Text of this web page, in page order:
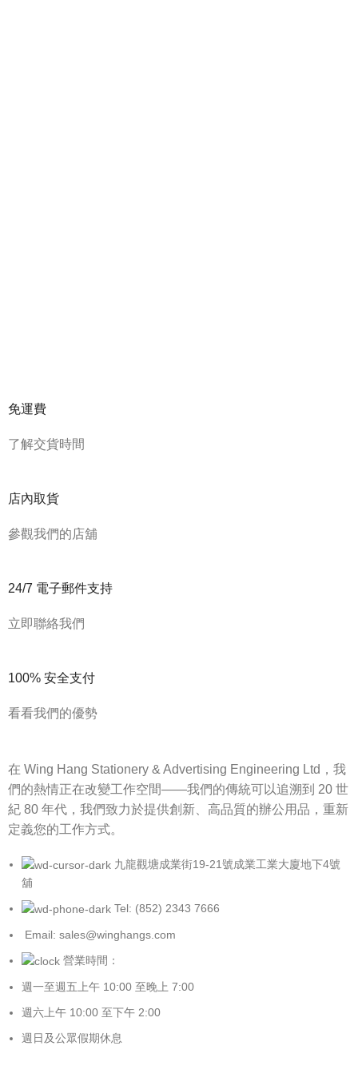
免運費
了解交貨時間
店內取貨
參觀我們的店舖
24/7 電子郵件支持
立即聯絡我們
100% 安全支付
看看我們的優勢
在 Wing Hang Stationery & Advertising Engineering Ltd，我
們的熱情正在改變工作空間——我們的傳統可以追溯到 20 世
紀 80 年代，我們致力於提供創新、高品質的辦公用品，重新
定義您的工作方式。
九龍觀塘成業街19-21號成業工業大廈地下4號
舖
Tel: (852) 2343 7666
Email: sales@winghangs.com
營業時間：
週一至週五上午 10:00 至晚上 7:00
週六上午 10:00 至下午 2:00
週日及公眾假期休息